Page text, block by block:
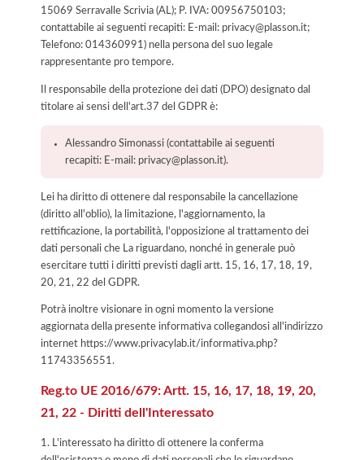
15069 Serravalle Scrivia (AL); P. IVA: 00956750103;
contattabile ai seguenti recapiti: E-mail: privacy@plasson.it;
Telefono: 014360991) nella persona del suo legale
rappresentante pro tempore.
Il responsabile della protezione dei dati (DPO) designato dal
titolare ai sensi dell'art.37 del GDPR è:
Alessandro Simonassi (contattabile ai seguenti
recapiti: E-mail: privacy@plasson.it).
Lei ha diritto di ottenere dal responsabile la cancellazione
(diritto all'oblio), la limitazione, l'aggiornamento, la
rettificazione, la portabilità, l'opposizione al trattamento dei
dati personali che La riguardano, nonché in generale può
esercitare tutti i diritti previsti dagli artt. 15, 16, 17, 18, 19,
20, 21, 22 del GDPR.
Potrà inoltre visionare in ogni momento la versione
aggiornata della presente informativa collegandosi all'indirizzo
internet https://www.privacylab.it/informativa.php?
11743356551 .
Reg.to UE 2016/679: Artt. 15, 16, 17, 18, 19, 20,
21, 22 - Diritti dell'Interessato
1. L'interessato ha diritto di ottenere la conferma